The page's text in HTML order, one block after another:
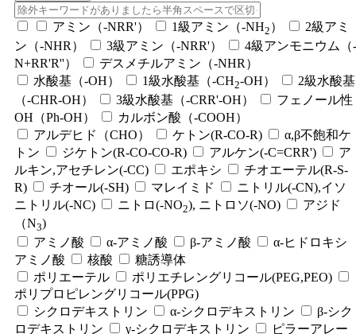
アミン（-NRR'） 1級アミン（-NH2 ）
2級アミ
ン（-NHR）
3級アミン（-NRR'）
4級アンモニウム（-
N+RR'R''）
デスメチルアミン（-NHR）
水酸基（-OH）
1級水酸基（-CH2-OH）
2級水酸基
（-CHR-OH）
3級水酸基（-CRR'-OH）
フェノール性
OH（Ph-OH）
カルボン酸（-COOH）
アルデヒド（CHO）
ケトン(R-CO-R)
α,β不飽和ケ
トン
ジケトン(R-CO-CO-R) アルケン(-C=CRR')
ア
ルキン,アセチレン(-CC)
エポキシ
チオエーテル(R-S-
R)
チオール(-SH) マレイミド
ニトリル(-CN),イソ
ニトリル(-NC)
ニトロ(-NO2), ニトロソ(-NO)
アジド
（N3)
アミノ酸
α-アミノ酸 β-アミノ酸
α-ヒドロキシ
アミノ酸
核酸
糖誘導体
ポリエーテル
ポリエチレングリコール(PEG,PEO)
ポリプロピレングリコール(PPG)
シクロデキストリン
α-シクロデキストリン
β-シク
ロデキストリン
γ-シクロデキストリン ピラーアレー